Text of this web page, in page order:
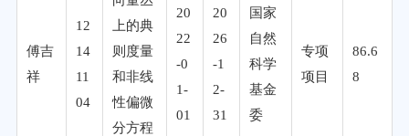
傅吉
祥
12
14
11
04
上的典
则度量
和非线
性偏微
分方程
20
22
-0
1-
01
20
26
-1
2-
31
国家
自然
科学
基金
委
专项
项目
86.6
8